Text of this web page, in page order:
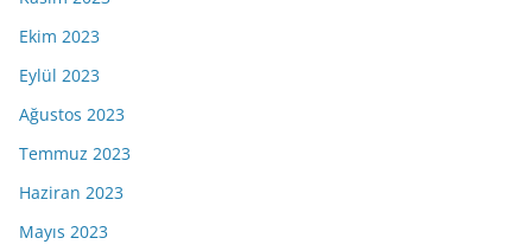
Ekim 2023
Eylül 2023
Ağustos 2023
Temmuz 2023
Haziran 2023
Mayıs 2023